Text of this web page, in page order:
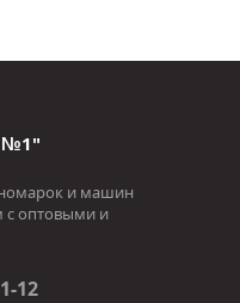
№1"
и машин
с оптовыми и
12